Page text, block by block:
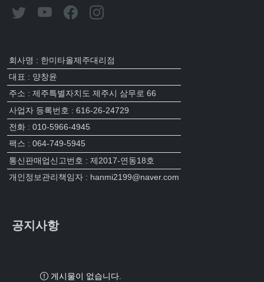
회사명 : 한미타올제주대리점
대표 : 양창윤
주소 : 제주특별자치도 제주시 삼무로 66
사업자 등록번호 : 616-26-24729
전화 : 010-5966-4945
팩스 : 064-749-5945
통신판매업신고번호 : 제2017-연동18호
개인정보관리책임자 : hanmi2199@naver.com
공지사항
게시물이 없습니다.